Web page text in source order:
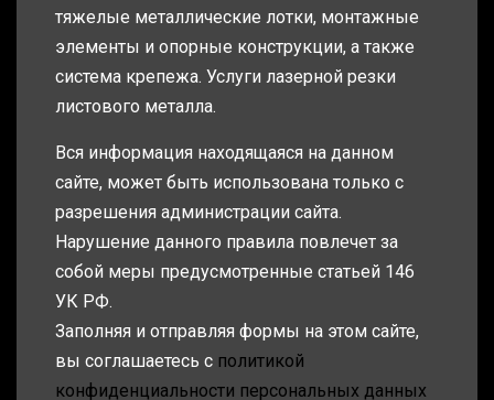
тяжелые металлические лотки, монтажные
элементы и опорные конструкции, а также
система крепежа. Услуги лазерной резки
листового металла.
Вся информация находящаяся на данном
сайте, может быть использована только с
разрешения администрации сайта.
Нарушение данного правила повлечет за
собой меры предусмотренные статьей 146
УК РФ.
Заполняя и отправляя формы на этом сайте,
вы соглашаетесь с политикой
конфиденциальности персональных данных